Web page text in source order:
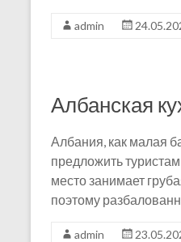
admin
Албанская
Албания, как малая
предложить
место занимает
поэтому
admin